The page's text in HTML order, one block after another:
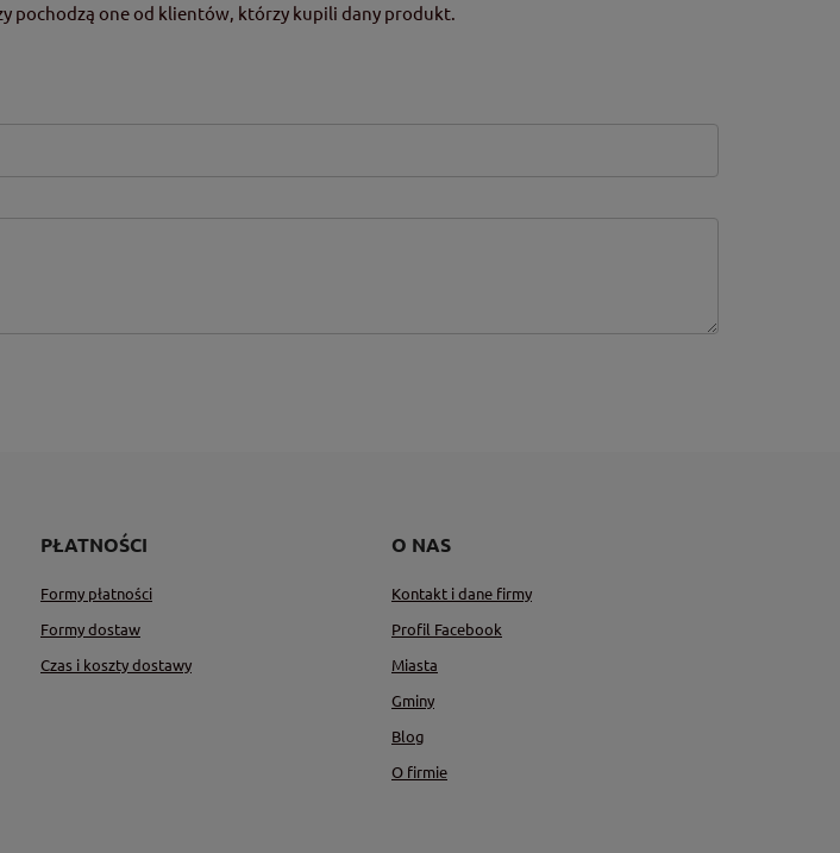
pochodzą one od klientów, którzy kupili dany produkt.
PŁATNOŚCI
Formy płatności
Formy dostaw
Czas i koszty dostawy
O NAS
Kontakt i dane firmy
Profil Facebook
Miasta
Gminy
Blog
O firmie